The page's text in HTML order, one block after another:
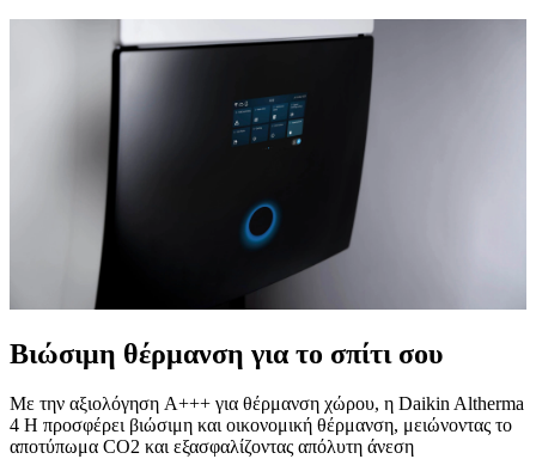
Βιώσιμη θέρμανση για το σπίτι σου
Με την αξιολόγηση A+++ για θέρμανση χώρου, η Daikin Altherma
4 H προσφέρει βιώσιμη και οικονομική θέρμανση, μειώνοντας το
αποτύπωμα CO2 και εξασφαλίζοντας απόλυτη άνεση